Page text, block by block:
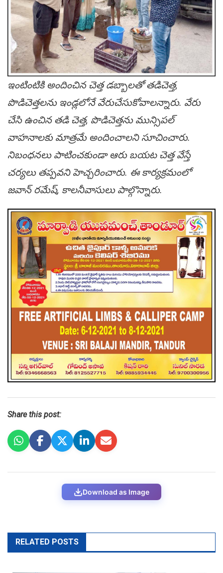
ఇంటింటికి అందించిన చెత్త డ‌బ్బాల‌తో త‌డిచెత్త‌,
పొడిచెత్త‌ల‌ను ఇండ్ల‌లోనే వేరుచేసుకోవాల‌న్నారు. వేరు
చేసి ఉంచిన త‌డి చెత్త‌, పొడిచెత్త‌ను మున్సిప‌ల్
వాహ‌నాల‌కు మాత్ర‌మే అందించాల‌ని సూచించారు.
నిబంధ‌న‌లు పాటించ‌కుండా ఆరు బ‌య‌ట చెత్త వేస్తే
చ‌ర్య‌లు త‌ప్ప‌వ‌ని హెచ్చరించారు. ఈ కార్య‌క్ర‌మంలో
జవాన్ రమేష్, కాలనీవాసులు పాల్గొన్నారు.
Share this post:
Download as Image
RELATED POSTS